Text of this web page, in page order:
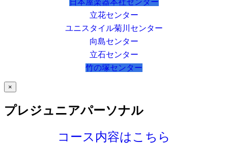
日本屋楽器本社センター
立花センター
ユニスタイル菊川センター
向島センター
立石センター
竹の塚センター
×
プレジュニアパーソナル
コース内容はこちら